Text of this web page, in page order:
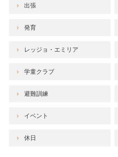
出張
発育
レッジョ・エミリア
学童クラブ
避難訓練
イベント
休日